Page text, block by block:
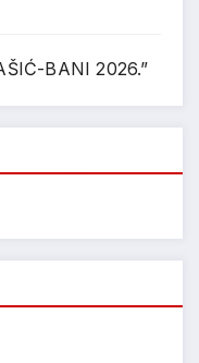
BANI 2026.”